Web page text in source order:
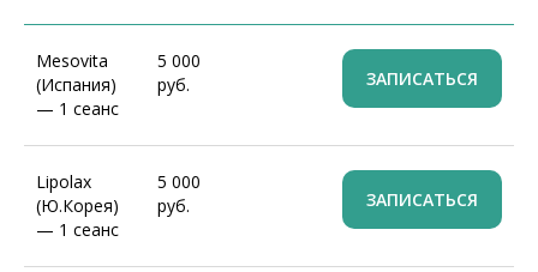
Mesovita
(Испания)
— 1 сеанс
5 000
руб.
ЗАПИСАТЬСЯ
Lipolax
(Ю.Корея)
— 1 сеанс
5 000
руб.
ЗАПИСАТЬСЯ
БЕСПЛАТНАЯКОНСУЛЬТАЦИЯ
КОСМЕТОЛОГА
Оставьте заявку прямо сейчас и узнайте